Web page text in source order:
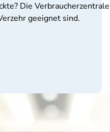
Die
geeignet sind.